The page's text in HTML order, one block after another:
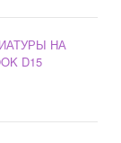
НА
D15